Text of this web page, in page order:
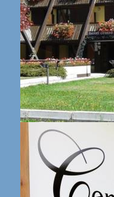
Hotel Centro